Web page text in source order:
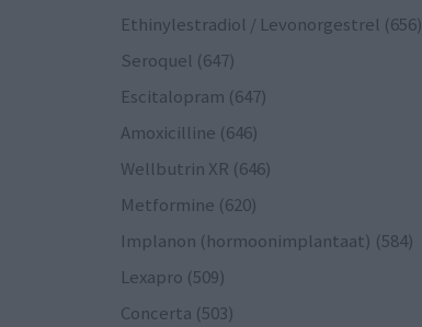
Ethinylestradiol / Levonorgestrel (656)
Seroquel (647)
Escitalopram (647)
Amoxicilline (646)
Wellbutrin XR (646)
Metformine (620)
Implanon (hormoonimplantaat) (584)
Lexapro (509)
Concerta (503)